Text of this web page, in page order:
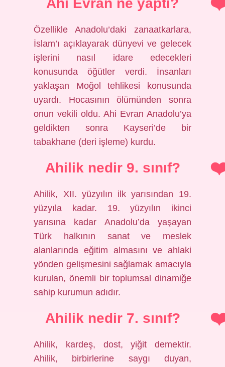
Ahi Evran ne yaptı?
Özellikle Anadolu’daki zanaatkarlara,
İslam’ı açıklayarak dünyevi ve gelecek
işlerini nasıl idare edecekleri
konusunda öğütler verdi. İnsanları
yaklaşan Moğol tehlikesi konusunda
uyardı. Hocasının ölümünden sonra
onun vekili oldu. Ahi Evran Anadolu’ya
geldikten sonra Kayseri’de bir
tabakhane (deri işleme) kurdu.
Ahilik nedir 9. sınıf?
Ahilik, XII. yüzyılın ilk yarısından 19.
yüzyıla kadar. 19. yüzyılın ikinci
yarısına kadar Anadolu’da yaşayan
Türk halkının sanat ve meslek
alanlarında eğitim almasını ve ahlaki
yönden gelişmesini sağlamak amacıyla
kurulan, önemli bir toplumsal dinamiğe
sahip kurumun adıdır.
Ahilik nedir 7. sınıf?
Ahilik, kardeş, dost, yiğit demektir.
Ahilik, birbirlerine saygı duyan,